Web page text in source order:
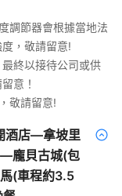
調節器會根據當地法
，敬請留意!
終以接待公司或供
意！
敬請留意!
酒店—拿坡里
龐貝古城(包
(車程約3.5